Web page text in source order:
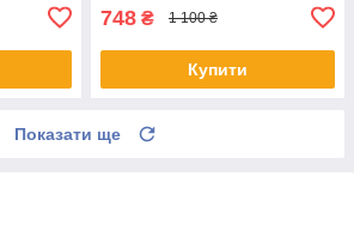
748 ₴ 1 100 ₴
Купити
Показати ще